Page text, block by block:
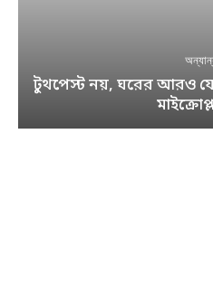
টুথপেস্ট নয়, ঘরের আরও